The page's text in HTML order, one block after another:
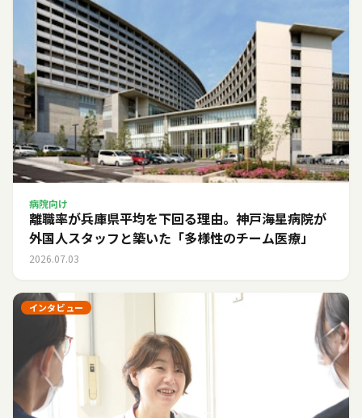
病院向け
離職率が兵庫県平均を下回る理由。神戸海星病院が
外国人スタッフと築いた「多様性のチーム医療」
2026.07.03
インタビュー